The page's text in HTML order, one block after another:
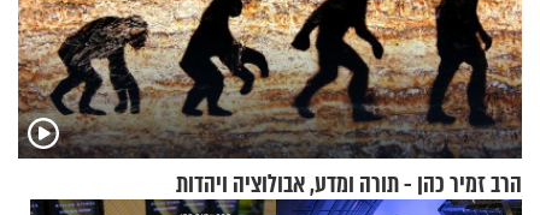
הרב זמיר כהן - תורה ומדע, אבולוציה ויהדות